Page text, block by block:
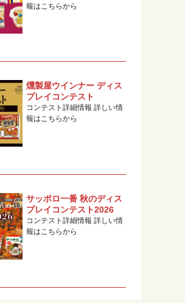
報はこちらから
燻製屋ウインナー ディス
プレイコンテスト
コンテスト詳細情報 詳しい情
報はこちらから
サッポロ一番 秋のディス
プレイコンテスト2026
コンテスト詳細情報 詳しい情
報はこちらから